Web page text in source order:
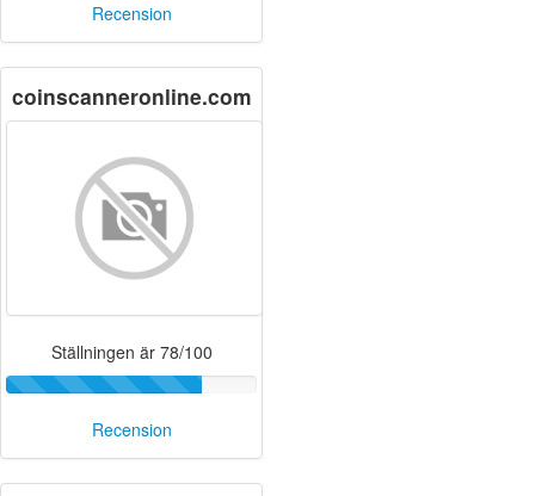
Recension
coinscanneronline.com
Ställningen är 78/100
Recension